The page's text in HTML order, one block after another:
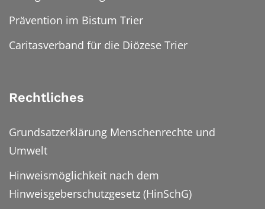
Prävention im Bistum Trier
Caritasverband für die Diözese Trier
Rechtliches
Grundsatzerklärung Menschenrechte und
Umwelt
Hinweismöglichkeit nach dem
Hinweisgeberschutzgesetz (HinSchG)